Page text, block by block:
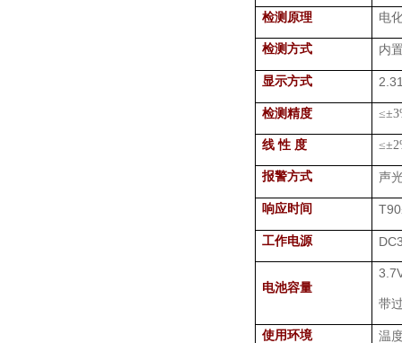
检测原理 电
检测方式 内
显示方式
检测精度 ≤±
线 性 度 ≤±
报警方式 声
响应时间 T90
工作电源
电池容量
带
使用环境 温